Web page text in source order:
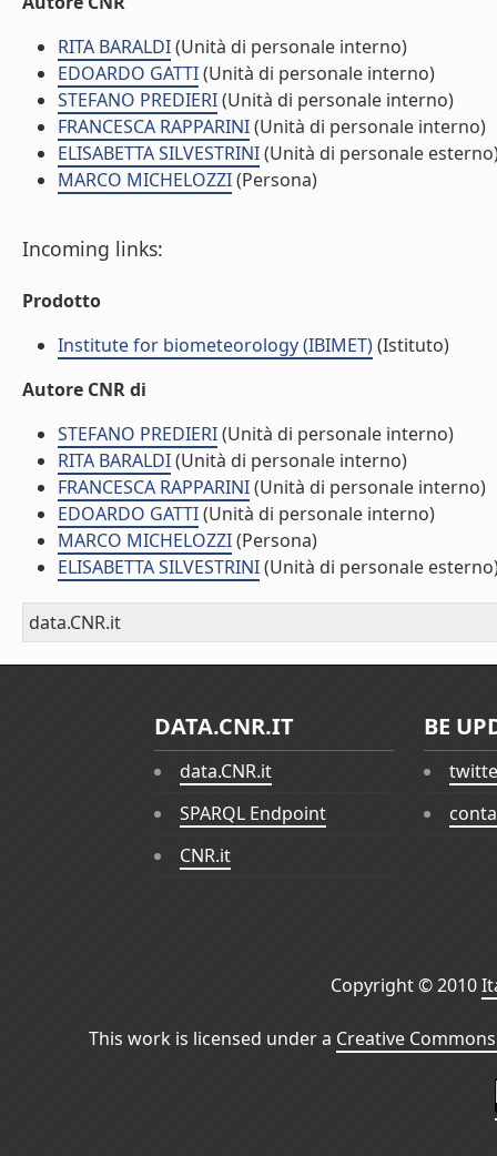
RITA BARALDI(Unità di personale interno)
EDOARDO GATTI(Unità di personale interno)
STEFANO PREDIERI(Unità di personale interno)
FRANCESCA RAPPARINI(Unità di personale interno)
ELISABETTA SILVESTRINI(Unità di personale
MARCO MICHELOZZI(Persona)
Incoming links:
Prodotto
Institute for biometeorology (IBIMET)(Istituto)
Autore CNR di
STEFANO PREDIERI(Unità di personale interno)
RITA BARALDI(Unità di personale interno)
FRANCESCA RAPPARINI(Unità di personale interno)
EDOARDO GATTI(Unità di personale interno)
MARCO MICHELOZZI(Persona)
ELISABETTA SILVESTRINI(Unità di personale
data.CNR.it
DATA.CNR.IT
data.CNR.it
SPARQL Endpoint
CNR.it
BE
Copyright © 2010
This work is licensed under a Creative